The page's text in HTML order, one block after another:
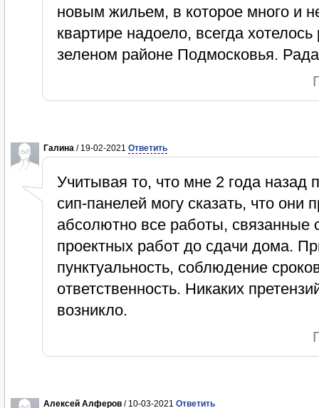
новым жильем, в которое много и
квартире надоело, всегда
зеленом районе Подмосковья.
Галина / 19-02-2021 Ответить
Учитывая то, что мне 2 года назад
сип-панелей могу сказать, что
абсолютно все работы, связанные
проектных работ до сдачи дома.
пунктуальность, соблюдение
ответственность. Никаких
возникло.
Алексей Алферов / 10-03-2021 Ответить